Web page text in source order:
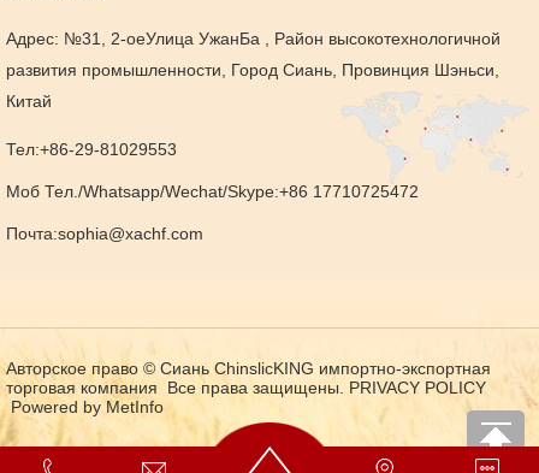
Адрес: №31, 2-оеУлица УжанБа , Район высокотехнологичной
развития промышленности, Город Сиань, Провинция Шэньси,
Китай
Тел:+86-29-81029553
Моб Тел./Whatsapp/Wechat/Skype:+86 17710725472
Почта:sophia@xachf.com
Авторское право © Сиань ChinslicKING импортно-экспортная
торговая компания Все права защищены. PRIVACY POLICY
Powered by MetInfo